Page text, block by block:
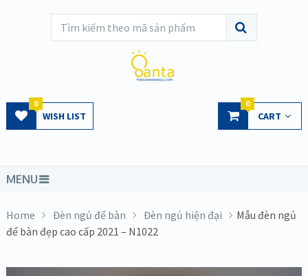
WISH LIST
0
CART
0
MENU
Home Đèn ngủ để bàn Đèn ngủ hiện đại
Mẫu đèn ngủ
để bàn đẹp cao cấp 2021 – N1022